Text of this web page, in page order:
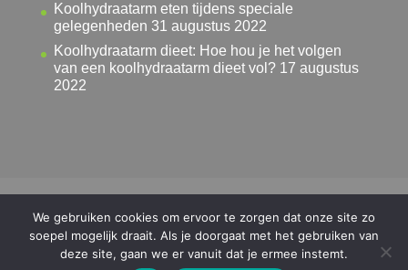
Koolhydraatarm eten tijdens speciale
gelegenheden 31 augustus 2022
Koolhydraatarm dieet: Hoe hou je het volgen
van een koolhydraatarm dieet vol? 17 augustus
2022
Cookieverklaring
Disclaimer
Kennisbank
Ketogeen dieet Gids
We gebruiken cookies om ervoor te zorgen dat onze site zo
soepel mogelijk draait. Als je doorgaat met het gebruiken van
deze site, gaan we er vanuit dat je ermee instemt.